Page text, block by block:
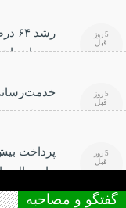
سه‌ماهه
5 روز
قبل
خدمت‌رسانی
حسینی
5 روز
قبل
ماه سال
5 روز
قبل
گفتگو و مصاحبه